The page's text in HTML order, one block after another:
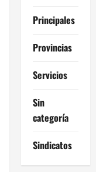
Principales
Provincias
Servicios
Sin
categoría
Sindicatos